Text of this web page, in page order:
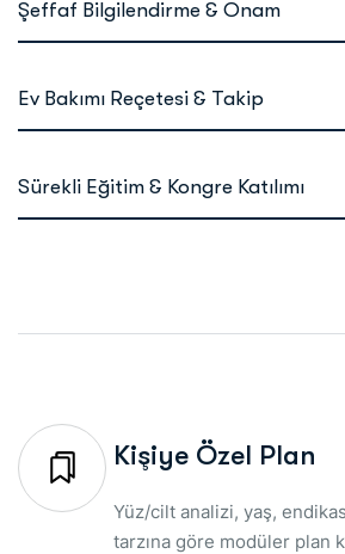
Şeffaf Bilgilendirme & Onam
Ev Bakımı Reçetesi & Takip
Sürekli Eğitim & Kongre Katılımı
Kişiye Özel Plan
Yüz/cilt analizi, yaş,
tarzına göre modüler plan